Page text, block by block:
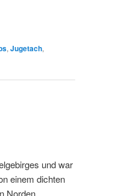
, Jugetach,
und war
einem dichten
Norden